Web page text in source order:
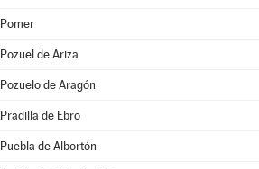
Pomer
Pozuel de Ariza
Pozuelo de Aragón
Pradilla de Ebro
Puebla de Albortón